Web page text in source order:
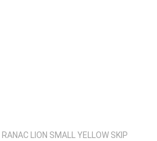
RANAC LION SMALL YELLOW SKIP